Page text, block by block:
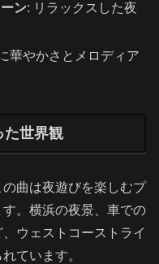
ン: リラックスした夜
華やかさとメロディア
た世界観
曲は夜遊びを楽しむプ
。横浜の夜景、車での
ウェストコーストライ
ています。